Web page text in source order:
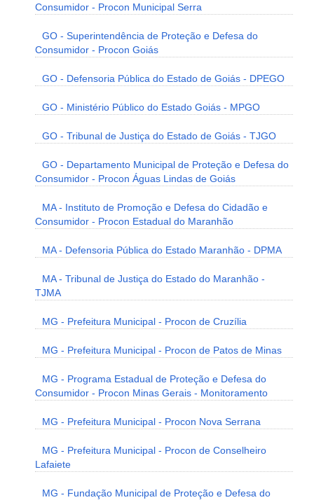
Consumidor - Procon Municipal Serra
GO - Superintendência de Proteção e Defesa do
Consumidor - Procon Goiás
GO - Defensoria Pública do Estado de Goiás - DPEGO
GO - Ministério Público do Estado Goiás - MPGO
GO - Tribunal de Justiça do Estado de Goiás - TJGO
GO - Departamento Municipal de Proteção e Defesa do
Consumidor - Procon Águas Lindas de Goiás
MA - Instituto de Promoção e Defesa do Cidadão e
Consumidor - Procon Estadual do Maranhão
MA - Defensoria Pública do Estado Maranhão - DPMA
MA - Tribunal de Justiça do Estado do Maranhão -
TJMA
MG - Prefeitura Municipal - Procon de Cruzília
MG - Prefeitura Municipal - Procon de Patos de Minas
MG - Programa Estadual de Proteção e Defesa do
Consumidor - Procon Minas Gerais - Monitoramento
MG - Prefeitura Municipal - Procon Nova Serrana
MG - Prefeitura Municipal - Procon de Conselheiro
Lafaiete
MG - Fundação Municipal de Proteção e Defesa do